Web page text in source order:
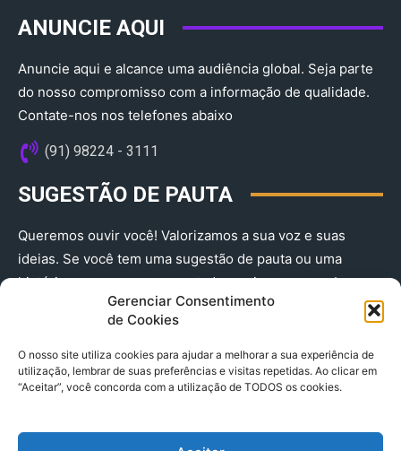
Gerenciar Consentimento
de Cookies
O nosso site utiliza cookies para ajudar a melhorar a sua experiência de
utilização, lembrar de suas preferências e visitas repetidas. Ao clicar em
“Aceitar”, você concorda com a utilização de TODOS os cookies.
ANUNCIE AQUI
Anuncie aqui e alcance uma audiência global. Seja parte
do nosso compromisso com a informação de qualidade.
Contate-nos nos telefones abaixo
(91) 98224 - 3111
SUGESTÃO DE PAUTA
Queremos ouvir você! Valorizamos a sua voz e suas
ideias. Se você tem uma sugestão de pauta ou uma
história que merece ser contada, envie-nos agora!
(91) 98224 - 3111